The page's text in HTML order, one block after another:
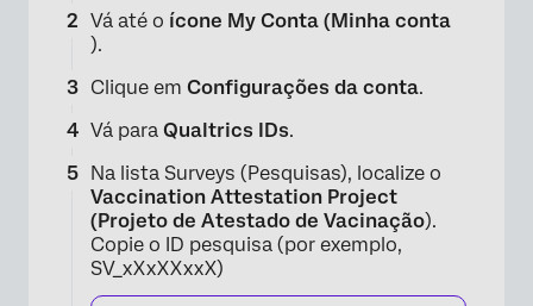
×
Vá até o ícone My Conta (Minha conta
).
Clique em Configurações da conta.
Vá para Qualtrics IDs.
Na lista Surveys (Pesquisas), localize o
Vaccination Attestation Project
(Projeto de Atestado de Vacinação).
Copie o ID pesquisa (por exemplo,
SV_xXxXXxxX)